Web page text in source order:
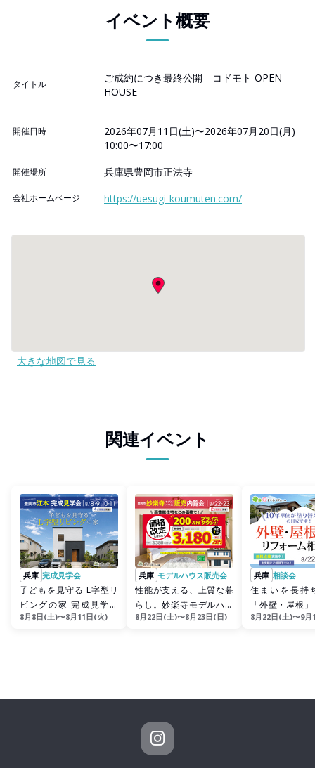
イベント概要
タイトル
ご成約につき最終公開 コドモト OPEN
HOUSE
開催日時
2026年07月11日(土)〜2026年07月20日(月)
10:00〜17:00
開催場所 兵庫県豊岡市正法寺
会社ホームページ https://uesugi-koumuten.com/
大きな地図で見る
関連イベント
兵庫 完成見学会
子どもを見守る L字型リ
ビングの家 完成見学会
【豊岡市江本】
8月8日(土)〜8月11日(火)
兵庫 モデルハウス販売会
性能が支える、上質な暮
らし。妙楽寺モデルハウ
ス販売内覧会
8月22日(土)〜8月23日(日)
兵庫 相談会
住まいを長持
「外壁・屋根
ム相談会
8月22日(土)〜9月